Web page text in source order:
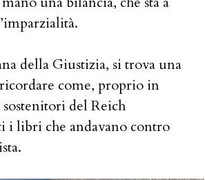
della Giustizia, si trova una
ricordare come, proprio in
del Reich
i libri che andavano contro